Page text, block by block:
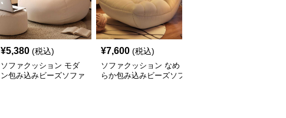
¥5,380 (税込)
ソファクッション モダ
ン包み込みビーズソファ
¥7,600 (税込)
ソファクッション なめ
らか包み込みビーズソフ